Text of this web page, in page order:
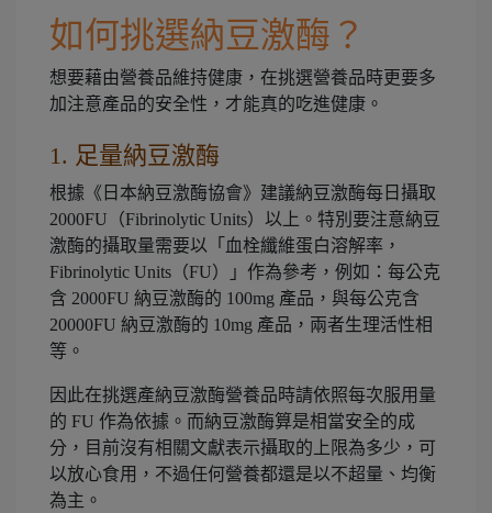
如何挑選納豆激酶？
想要藉由營養品維持健康，在挑選營養品時更要多
加注意產品的安全性，才能真的吃進健康。
1. 足量納豆激酶
根據《日本納豆激酶協會》建議納豆激酶每日攝取
2000FU（Fibrinolytic Units）以上。特別要注意納豆
激酶的攝取量需要以「血栓纖維蛋白溶解率，
Fibrinolytic Units（FU）」作為參考，例如：每公克
含 2000FU 納豆激酶的 100mg 產品，與每公克含
20000FU 納豆激酶的 10mg 產品，兩者生理活性相
等。
因此在挑選產納豆激酶營養品時請依照每次服用量
的 FU 作為依據。而納豆激酶算是相當安全的成
分，目前沒有相關文獻表示攝取的上限為多少，可
以放心食用，不過任何營養都還是以不超量、均衡
為主。